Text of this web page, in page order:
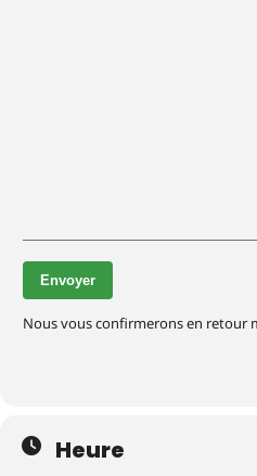
Nous vous confirmerons en retour
Heure